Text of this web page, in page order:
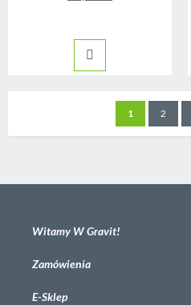
Strona
Aktualnie
1 Strona
2
Witamy W Gravit!
Zamówienia
E-Sklep